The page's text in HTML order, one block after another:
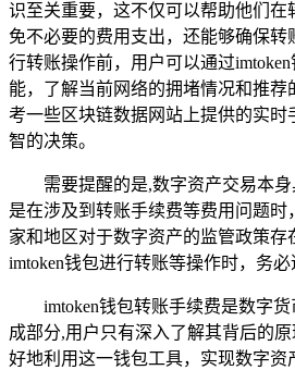
识至关重要，这不仅可以帮助他们在
免不必要的费用支出，还能够确保
行转账操作前，用户可以通过
能，了解当前网络的拥堵情况和推
考一些区块链数据网站上提供的实时
智的决策。
需要提醒的是,数字资产交易本
是在涉及到转账手续费等费用问题时
家和地区对于数字资产的监管政策存
imtoken钱包进行转账等操作时，务必
imtoken钱包转账手续费是数字
成部分,用户只有深入了解其背后的
好地利用这一钱包工具，实现数字资